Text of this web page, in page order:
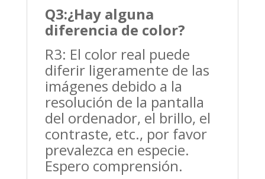
Q3:¿Hay alguna
diferencia de color?
R3: El color real puede
diferir ligeramente de las
imágenes debido a la
resolución de la pantalla
del ordenador, el brillo, el
contraste, etc., por favor
prevalezca en especie.
Espero comprensión.